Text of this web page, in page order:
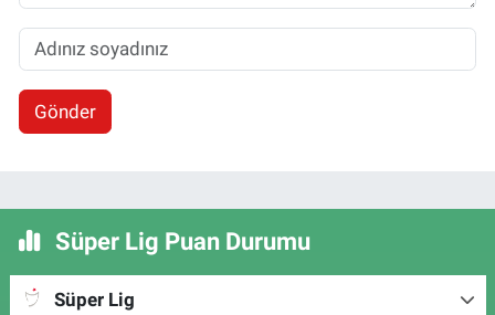
Gönder
Süper Lig Puan Durumu
Süper Lig